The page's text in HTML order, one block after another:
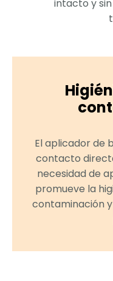
06
Lanzamiento de
intacto y
El aplicador de
contacto
necesidad de
promueve la
contaminación